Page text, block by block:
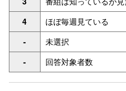
4
ほぼ毎週見ている
-
未選択
-
回答対象者数